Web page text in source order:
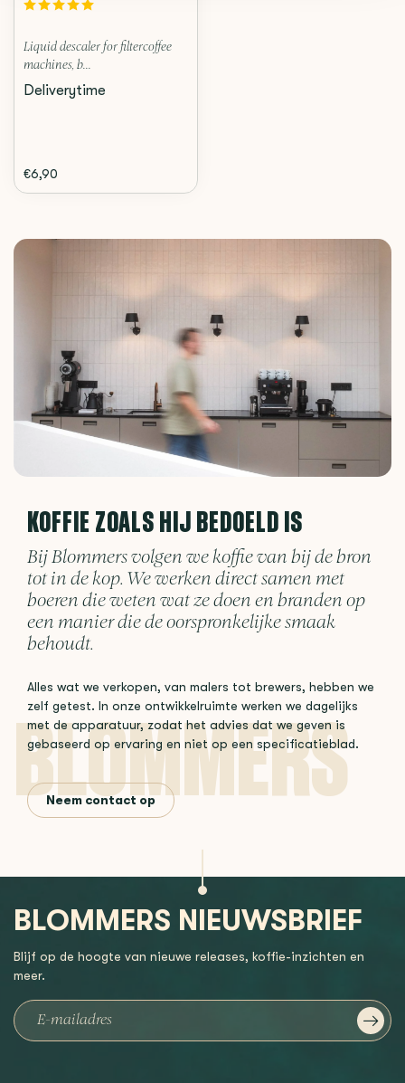
Liquid descaler for filtercoffee
machines, b...
Deliverytime
€6,90
KOFFIE ZOALS HIJ BEDOELD IS
Bij Blommers volgen we koffie van bij de bron
tot in de kop. We werken direct samen met
boeren die weten wat ze doen en branden op
een manier die de oorspronkelijke smaak
behoudt.
Alles wat we verkopen, van malers tot brewers, hebben we
zelf getest. In onze ontwikkelruimte werken we dagelijks
met de apparatuur, zodat het advies dat we geven is
gebaseerd op ervaring en niet op een specificatieblad.
Neem contact op
BLOMMERS NIEUWSBRIEF
Blijf op de hoogte van nieuwe releases, koffie-inzichten en
meer.